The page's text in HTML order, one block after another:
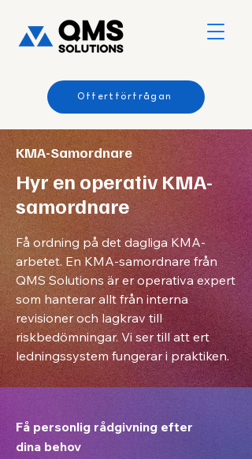
Offertförfrågan
KMA-Samordnare
Hyr en operativ KMA-
samordnare
Få ordning på det dagliga KMA-
arbetet. En KMA-samordnare från
QMS Solutions är er operativa expert
som hanterar allt från interna
revisioner och lagkrav till
riskbedömningar. Vi ser till att ert
ledningssystem fungerar i praktiken.
Få personlig rådgivning efter
dina behov